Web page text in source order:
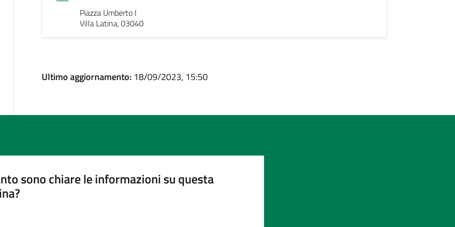
Piazza Umberto I
Villa Latina, 03040
Ultimo aggiornamento: 18/09/2023, 15:50
sono chiare le informazioni su questa